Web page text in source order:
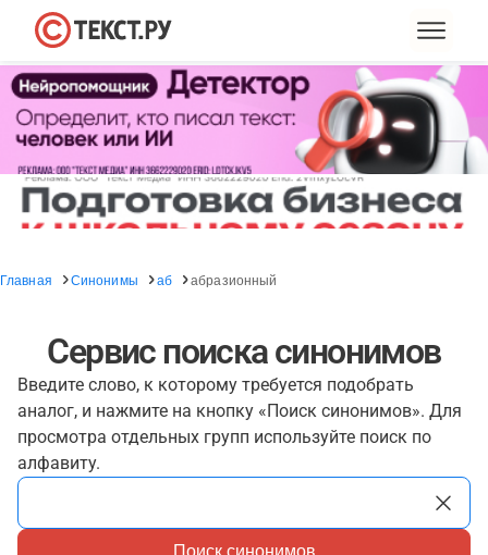
Главная Синонимы аб абразионный
Сервис поиска синонимов
Введите слово, к которому требуется подобрать
аналог, и нажмите на кнопку «Поиск синонимов». Для
просмотра отдельных групп используйте поиск по
алфавиту.